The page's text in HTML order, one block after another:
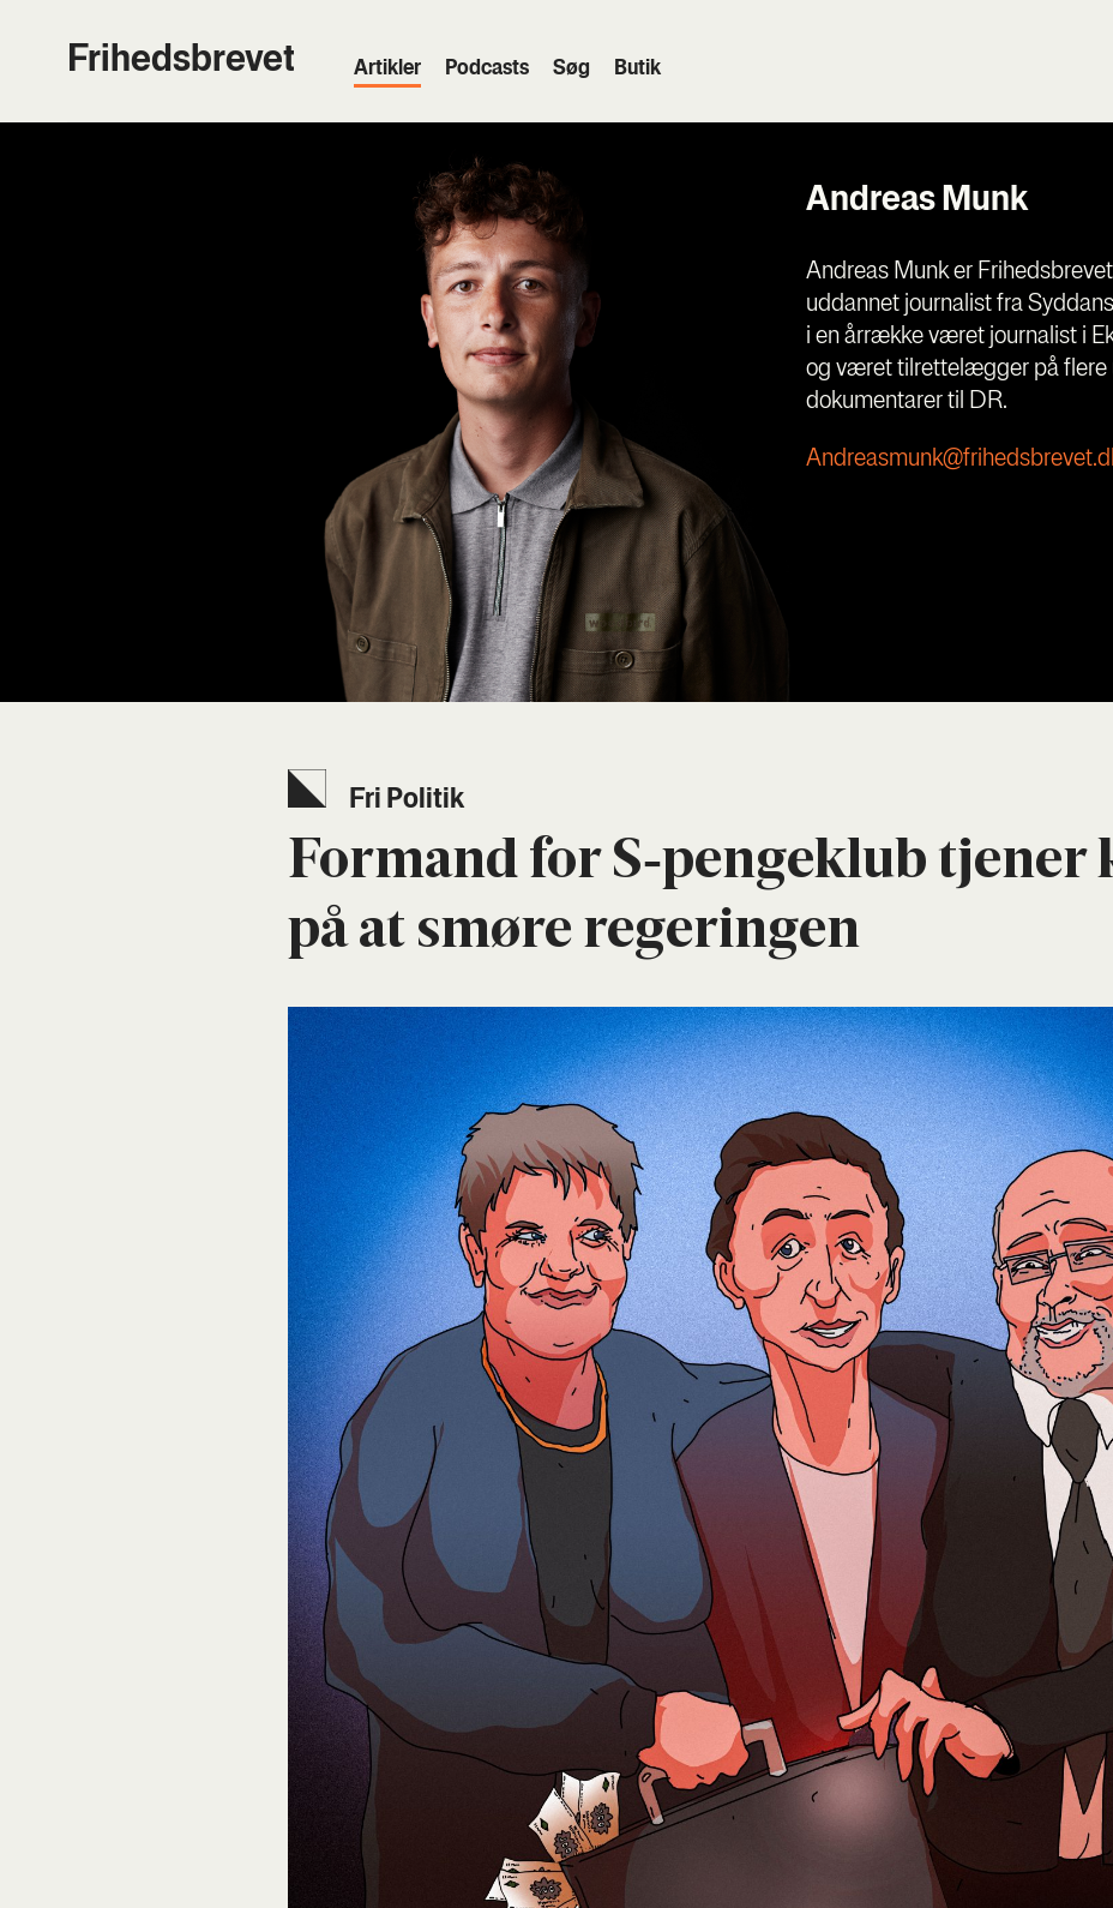
Frihedsbrevet Artik­ler Podcasts Søg Butik
Andreas Munk
Andreas Munk er
uddannet journalist fra
i en årrække været journalist i
og været tilrettelægger på flere
dokumentarer til DR.
Fri Poli­tik
For­mand for S‑pengeklub tje­ner
på at smø­re rege­rin­gen